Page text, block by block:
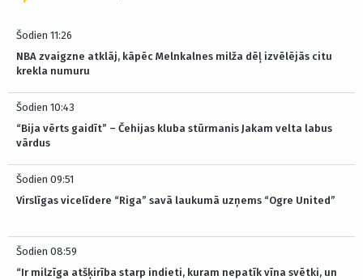
Šodien 11:26
NBA zvaigzne atklāj, kāpēc Melnkalnes milža dēļ izvēlējās citu
krekla numuru
Šodien 10:43
“Bija vērts gaidīt” – Čehijas kluba stūrmanis Jakam velta labus
vārdus
Šodien 09:51
Virslīgas vicelīdere “Riga” savā laukumā uzņems “Ogre United”
Šodien 08:59
“Ir milzīga atšķirība starp indieti, kuram nepatīk vīna svētki, un